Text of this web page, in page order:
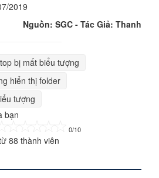
2019
Nguồn: SGC - Tác Giả: Thanh
bị mất biểu tượng
hiển thị folder
tượng
bạn
0/10
88 thành viên